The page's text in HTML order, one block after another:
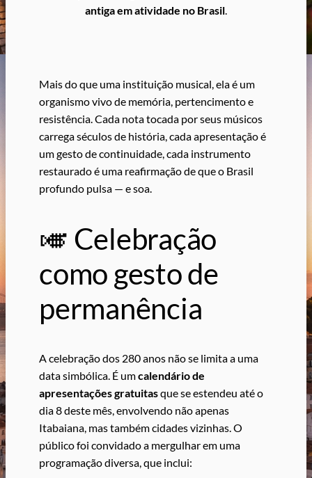
antiga em atividade no Brasil
Mais do que uma instituição musical, ela é um
organismo vivo de memória, pertencimento e
resistência. Cada nota tocada por seus músicos
carrega séculos de história, cada apresentação é
um gesto de continuidade, cada instrumento
restaurado é uma reafirmação de que o Brasil
profundo pulsa — e soa.
🎺 Celebração
como gesto de
permanência
A celebração dos 280 anos não se limita a uma
data simbólica. É umcalendário de
apresentações gratuitasque se estendeu até o
dia 8 deste mês, envolvendo não apenas
Itabaiana, mas também cidades vizinhas. O
público foi convidado a mergulhar em uma
programação diversa, que inclui: